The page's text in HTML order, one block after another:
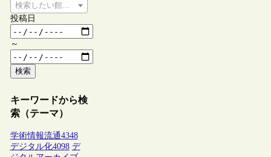
検索したい館種を選択してください
投稿日
～
検索
キーワードから検
索（テーマ）
学術情報流通4348
デジタル化4098 デ